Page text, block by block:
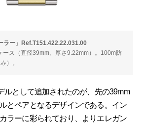
ラー」Ref.T151.422.22.031.00
ース（直径39mm、厚さ9.22mm）。100m防
）。
として追加されたのが、先の39mm
とペアとなるデザインである。イン
ラーに彩られており、よりエレガン